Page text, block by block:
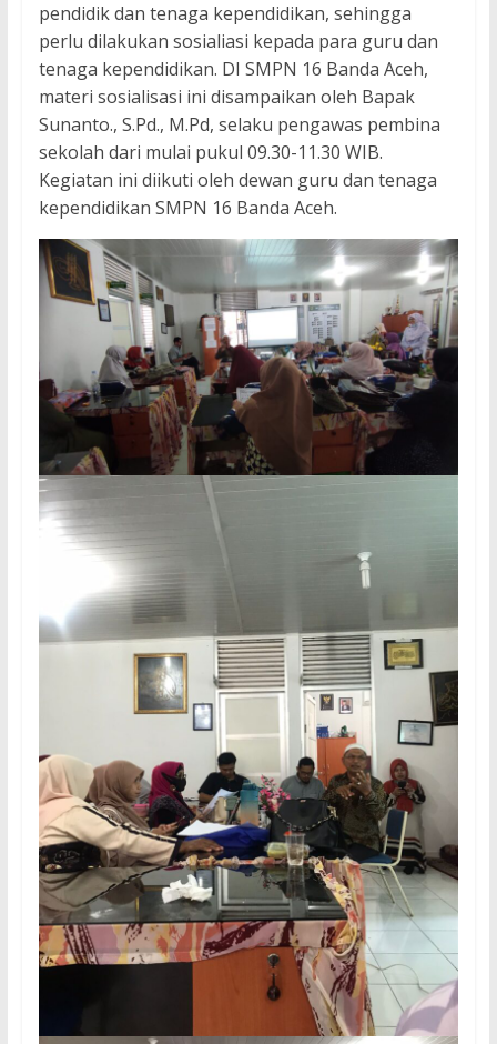
pendidik dan tenaga kependidikan, sehingga
perlu dilakukan sosialiasi kepada para guru dan
tenaga kependidikan. DI SMPN 16 Banda Aceh,
materi sosialisasi ini disampaikan oleh Bapak
Sunanto., S.Pd., M.Pd, selaku pengawas pembina
sekolah dari mulai pukul 09.30-11.30 WIB.
Kegiatan ini diikuti oleh dewan guru dan tenaga
kependidikan SMPN 16 Banda Aceh.